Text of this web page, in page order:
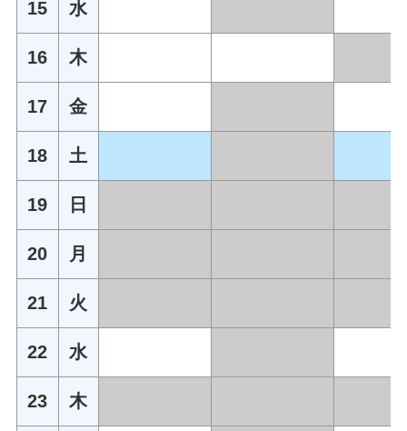
15 水
16 木
17 金
18 土
19 日
20 月
21 火
22 水
23 木